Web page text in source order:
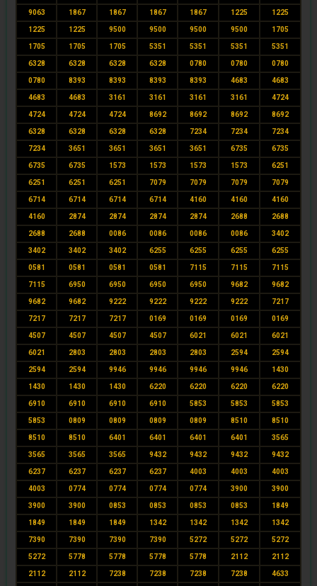
9063 1867 1867 1867 1867 1225 1225
1225 1225 9500 9500 9500 9500 1705
1705 1705 1705 5351 5351 5351 5351
6328 6328 6328 6328 0780 0780 0780
0780 8393 8393 8393 8393 4683 4683
4683 4683 3161 3161 3161 3161 4724
4724 4724 4724 8692 8692 8692 8692
6328 6328 6328 6328 7234 7234 7234
7234 3651 3651 3651 3651 6735 6735
6735 6735 1573 1573 1573 1573 6251
6251 6251 6251 7079 7079 7079 7079
6714 6714 6714 6714 4160 4160 4160
4160 2874 2874 2874 2874 2688 2688
2688 2688 0086 0086 0086 0086 3402
3402 3402 3402 6255 6255 6255 6255
0581 0581 0581 0581 7115 7115 7115
7115 6950 6950 6950 6950 9682 9682
9682 9682 9222 9222 9222 9222 7217
7217 7217 7217 0169 0169 0169 0169
4507 4507 4507 4507 6021 6021 6021
6021 2803 2803 2803 2803 2594 2594
2594 2594 9946 9946 9946 9946 1430
1430 1430 1430 6220 6220 6220 6220
6910 6910 6910 6910 5853 5853 5853
5853 0809 0809 0809 0809 8510 8510
8510 8510 6401 6401 6401 6401 3565
3565 3565 3565 9432 9432 9432 9432
6237 6237 6237 6237 4003 4003 4003
4003 0774 0774 0774 0774 3900 3900
3900 3900 0853 0853 0853 0853 1849
1849 1849 1849 1342 1342 1342 1342
7390 7390 7390 7390 5272 5272 5272
5272 5778 5778 5778 5778 2112 2112
2112 2112 7238 7238 7238 7238 4633